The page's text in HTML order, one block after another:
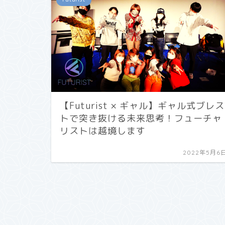
【Futurist × ギャル】ギャル式ブレス
トで突き抜ける未来思考！フューチャ
リストは越境します
2022年5月6